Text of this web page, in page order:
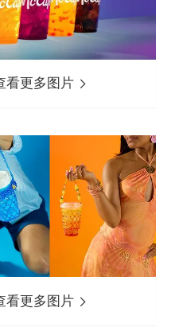
看更多图片
看更多图片